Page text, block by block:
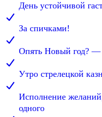
День устойчивой
За спичками!
Опять Новый год? —
Утро стрелецкой
Исполнение
одного